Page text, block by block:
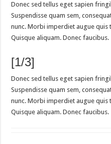
Donec sed tellus eget sapien
Suspendisse quam sem,
nunc. Morbi imperdiet augue quis
Quisque aliquam. Donec faucibus.
[1/3]
Donec sed tellus eget sapien
Suspendisse quam sem,
nunc. Morbi imperdiet augue quis
Quisque aliquam. Donec faucibus.